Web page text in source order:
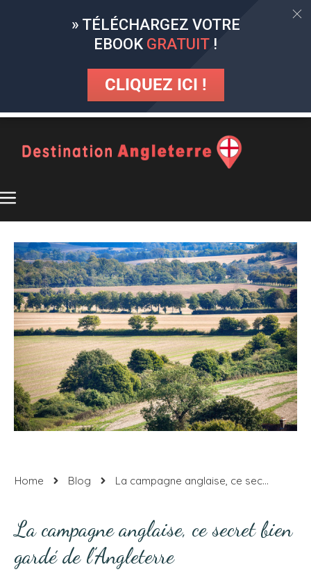
Home Blog La campagne anglaise, ce secret bien gardé de l’Angleterre
La campagne anglaise, ce secret bien
gardé de l’Angleterre
» TÉLÉCHARGEZ VOTRE
EBOOK GRATUIT !
CLIQUEZ ICI !